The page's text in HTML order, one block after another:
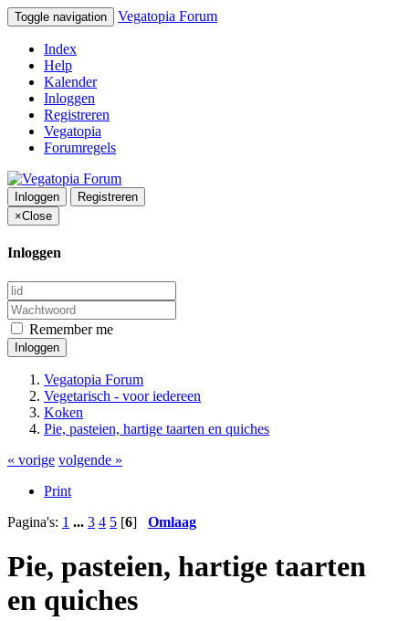
Toggle navigation Vegatopia Forum
Index
Help
Kalender
Inloggen
Registreren
Vegatopia
Forumregels
Inloggen
Registreren
×Close
Inloggen
Remember me
Inloggen
Vegatopia Forum
Vegetarisch - voor iedereen
Koken
Pie, pasteien, hartige taarten en quiches
« vorige volgende »
Print
Pagina's: 1 ... 3 4 5 [6] Omlaag
Pie, pasteien, hartige taarten
en quiches